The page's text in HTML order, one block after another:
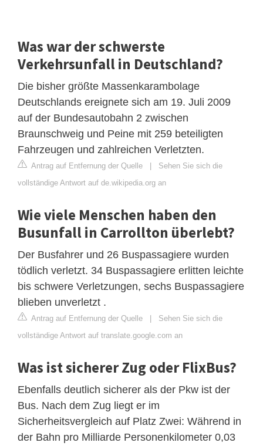
Was war der schwerste
Verkehrsunfall in Deutschland?
Die bisher größte Massenkarambolage
Deutschlands ereignete sich am 19. Juli 2009
auf der Bundesautobahn 2 zwischen
Braunschweig und Peine mit 259 beteiligten
Fahrzeugen und zahlreichen Verletzten.
Antrag auf Entfernung der Quelle | Sehen Sie sich die
vollständige Antwort auf de.wikipedia.org an
Wie viele Menschen haben den
Busunfall in Carrollton überlebt?
Der Busfahrer und 26 Buspassagiere wurden
tödlich verletzt. 34 Buspassagiere erlitten leichte
bis schwere Verletzungen, sechs Buspassagiere
blieben unverletzt .
Antrag auf Entfernung der Quelle | Sehen Sie sich die
vollständige Antwort auf translate.google.com an
Was ist sicherer Zug oder FlixBus?
Ebenfalls deutlich sicherer als der Pkw ist der
Bus. Nach dem Zug liegt er im
Sicherheitsvergleich auf Platz Zwei: Während in
der Bahn pro Milliarde Personenkilometer 0,03